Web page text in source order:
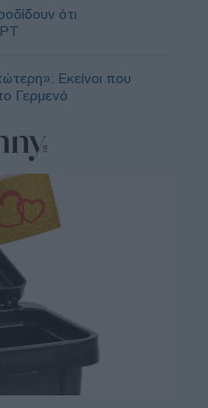
ότι
Εκείνοι που
Γερμενό